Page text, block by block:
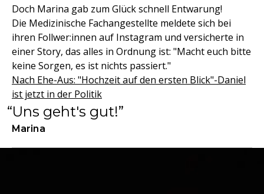
Doch Marina gab zum Glück schnell Entwarung!
Die Medizinische Fachangestellte meldete sich bei
ihren Follwer:innen auf Instagram und versicherte in
einer Story, das alles in Ordnung ist: "Macht euch bitte
keine Sorgen, es ist nichts passiert."
Nach Ehe-Aus: "Hochzeit auf den ersten Blick"-Daniel
ist jetzt in der Politik
Uns geht's gut!
Marina